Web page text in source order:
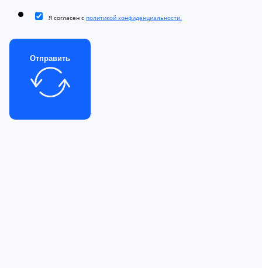
Я согласен с политикой конфиденциальности.
Отправить